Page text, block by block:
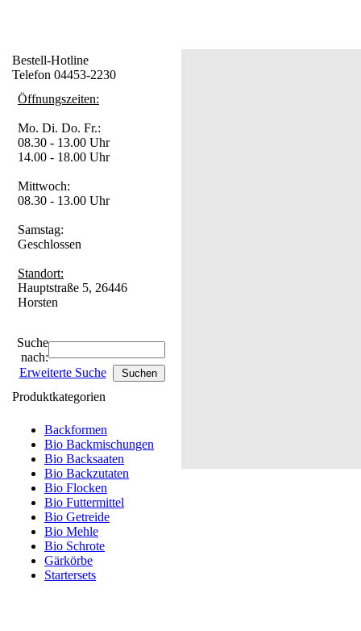
Bestell-Hotline
Telefon 04453-2230
Öffnungszeiten:
Mo. Di. Do. Fr.:
08.30 - 13.00 Uhr
14.00 - 18.00 Uhr
Mittwoch:
08.30 - 13.00 Uhr
Samstag:
Geschlossen
Standort:
Hauptstraße 5, 26446
Horsten
Suche
nach:
Erweiterte Suche
Produktkategorien
Backformen
Bio Backmischungen
Bio Backsaaten
Bio Backzutaten
Bio Flocken
Bio Futtermittel
Bio Getreide
Bio Mehle
Bio Schrote
Gärkörbe
Startersets